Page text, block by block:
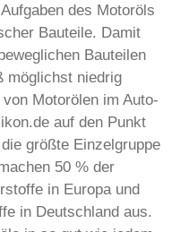
des Motoröls
Bauteile. Damit
Bauteilen
möglichst niedrig
Motorölen im Auto-
auf den Punkt
größte Einzelgruppe
50 % der
in Europa und
in Deutschland aus.